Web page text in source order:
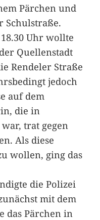
Pärchen und
Schulstraße.
Uhr wollte
Quellenstadt
Rendeler Straße
jedoch
auf dem
die in
trat gegen
Als diese
wollen, ging das
die Polizei
mit dem
das Pärchen in